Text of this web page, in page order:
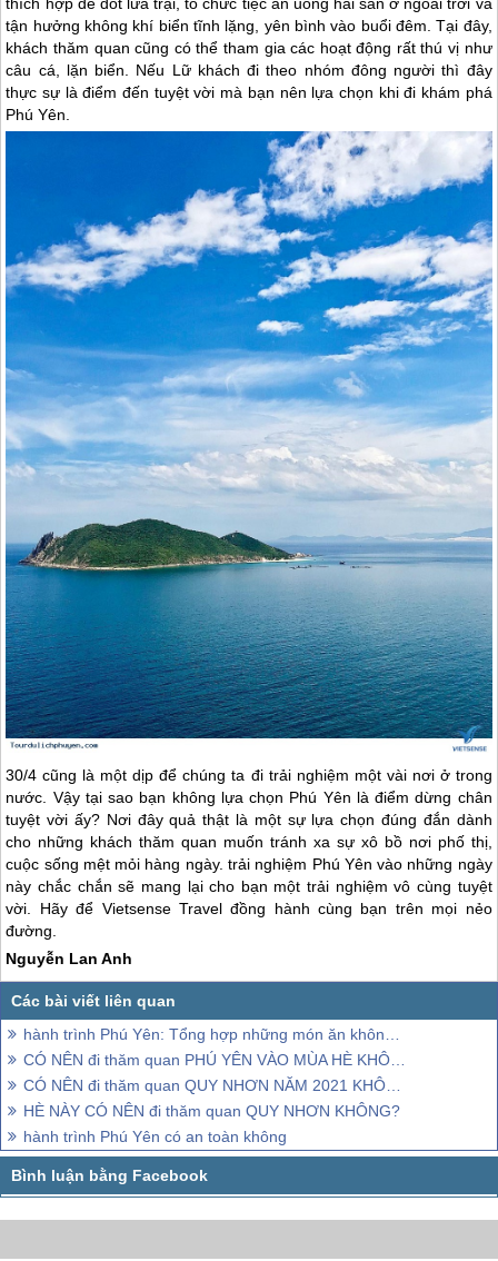
tận hưởng không khí biển tĩnh lặng, yên bình vào buổi đêm. Tại đây,
khách thăm quan cũng có thể tham gia các hoạt động rất thú vị như
câu cá, lặn biển. Nếu Lữ khách đi theo nhóm đông người thì đây
thực sự là điểm đến tuyệt vời mà bạn nên lựa chọn khi đi khám phá
Phú Yên
30/4 cũng là một dịp để chúng ta đi trải nghiệm một vài nơi ở trong
nước. Vậy tại sao bạn không lựa chọn Phú Yên là điểm dừng chân
tuyệt vời ấy? Nơi đây quả thật là một sự lựa chọn đúng đắn dành
cho những khách thăm quan muốn tránh xa sự xô bồ nơi phố thị,
cuộc sống mệt mỏi hàng ngày. trải nghiệm Phú Yên vào những ngày
này chắc chắn sẽ mang lại cho bạn một trải nghiệm vô cùng tuyệt
vời. Hãy để Vietsense Travel đồng hành cùng bạn trên mọi nẻo
đường.
Nguyễn Lan Anh
hành trình Phú Yên: Tổng hợp những món ăn không thử không về
CÓ NÊN đi thăm quan PHÚ YÊN VÀO MÙA HÈ KHÔNG?
CÓ NÊN đi thăm quan QUY NHƠN NĂM 2021 KHÔNG?
HÈ NÀY CÓ NÊN đi thăm quan QUY NHƠN KHÔNG?
hành trình Phú Yên có an toàn không